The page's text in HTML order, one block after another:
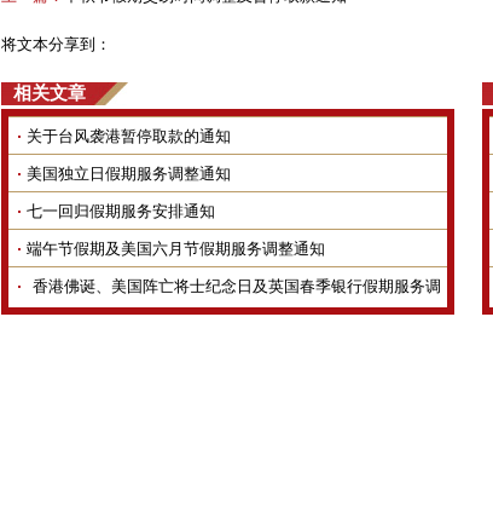
将文本分享到：
相关文章
关于台风袭港暂停取款的通知
美国独立日假期服务调整通知
七一回归假期服务安排通知
端午节假期及美国六月节假期服务调整通知
香港佛诞、美国阵亡将士纪念日及英国春季银行假期服务调
整通知